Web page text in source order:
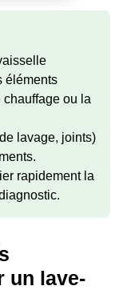
éléments
chauffage ou la
lavage, joints)
rapidement la
un lave-